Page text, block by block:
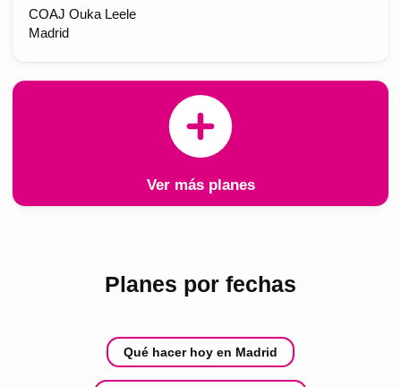
COAJ Ouka Leele
Madrid
Ver más planes
Planes por fechas
Qué hacer hoy en Madrid